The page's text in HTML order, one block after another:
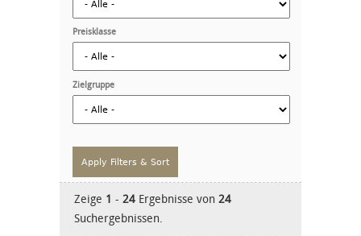
Preisklasse
Zielgruppe
Zeige 1 - 24 Ergebnisse von 24
Suchergebnissen.